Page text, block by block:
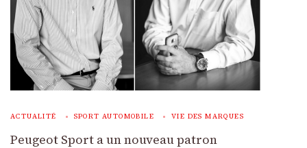
ACTUALITÉ SPORT AUTOMOBILE VIE DES MARQUES
Peugeot Sport a un nouveau patron